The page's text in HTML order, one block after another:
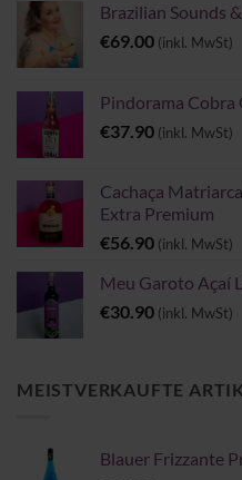
Brazilian Sounds
€69.00 (inkl. MwSt)
Pindorama Cobra
€37.90 (inkl. MwSt)
Cachaça
Extra Premium
€56.90 (inkl. MwSt)
Meu Garoto Açaí
€30.90 (inkl. MwSt)
MEISTVERKAUFTE
Blauer Frizzante